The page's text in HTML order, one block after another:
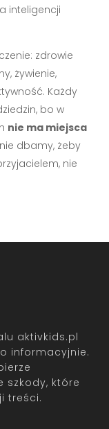
inteligencji
zdrowie
żywienie,
Każdy
bo w
nie ma miejsca
dbamy, żeby
nie
aktivkids.pl
informacyjnie.
szkody, które
treści.